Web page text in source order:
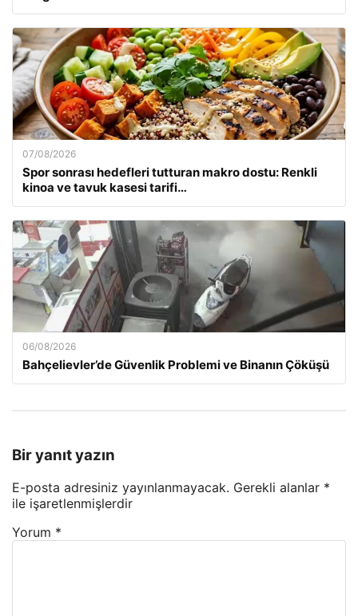
07/08/2026
Spor sonrası hedefleri tutturan makro dostu: Renkli
kinoa ve tavuk kasesi tarifi…
06/08/2026
Bahçelievler’de Güvenlik Problemi ve Binanın Çöküşü
Bir yanıt yazın
E-posta adresiniz yayınlanmayacak. Gerekli alanlar *
ile işaretlenmişlerdir
Yorum *